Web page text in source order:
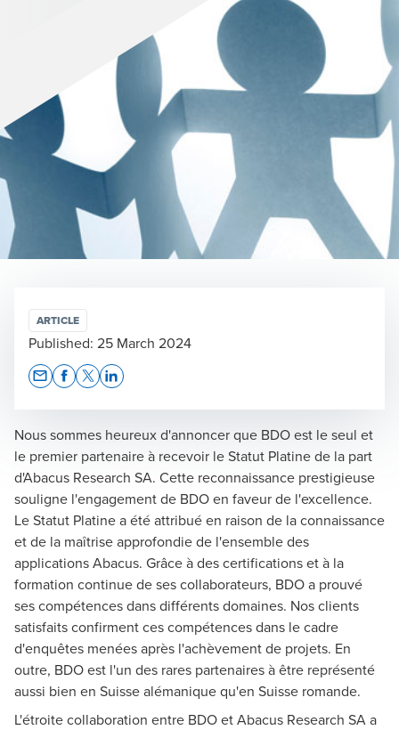
Nous sommes heureux d'annoncer que BDO est le seul et
le premier partenaire à recevoir le Statut Platine de la part
d'Abacus Research SA. Cette reconnaissance prestigieuse
souligne l'engagement de BDO en faveur de l'excellence.
Le Statut Platine a été attribué en raison de la connaissance
et de la maîtrise approfondie de l'ensemble des
applications Abacus. Grâce à des certifications et à la
formation continue de ses collaborateurs, BDO a prouvé
ses compétences dans différents domaines. Nos clients
satisfaits confirment ces compétences dans le cadre
d'enquêtes menées après l'achèvement de projets. En
outre, BDO est l'un des rares partenaires à être représenté
aussi bien en Suisse alémanique qu'en Suisse romande.
L'étroite collaboration entre BDO et Abacus Research SA a
ARTICLE
Published: 25 March 2024